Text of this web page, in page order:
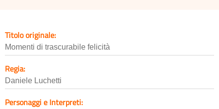
Titolo originale:
Momenti di trascurabile felicità
Regia:
Daniele Luchetti
Personaggi e Interpreti: